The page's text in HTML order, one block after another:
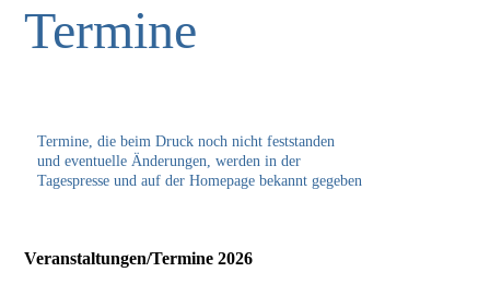
Termine
Termine, die beim Druck noch nicht feststanden
und eventuelle Änderungen, werden in der
Tagespresse und auf der Homepage bekannt gegeben
Veranstaltungen/Termine 2026